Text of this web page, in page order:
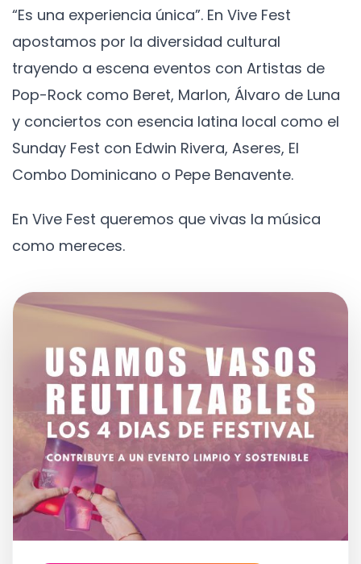
“Es una experiencia única”. En Vive Fest
apostamos por la diversidad cultural
trayendo a escena eventos con Artistas de
Pop-Rock como Beret, Marlon, Álvaro de Luna
y conciertos con esencia latina local como el
Sunday Fest con Edwin Rivera, Aseres, El
Combo Dominicano o Pepe Benavente.
En Vive Fest queremos que vivas la música
como mereces.